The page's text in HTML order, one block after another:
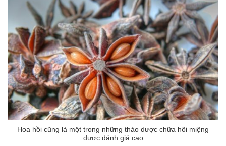
Hoa hồi cũng là một trong những thảo dược chữa hôi miệng
được đánh giá cao